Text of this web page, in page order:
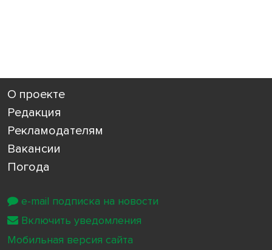
О проекте
Редакция
Рекламодателям
Вакансии
Погода
e-mail подписка на новости
Включить уведомления
Мобильная версия сайта